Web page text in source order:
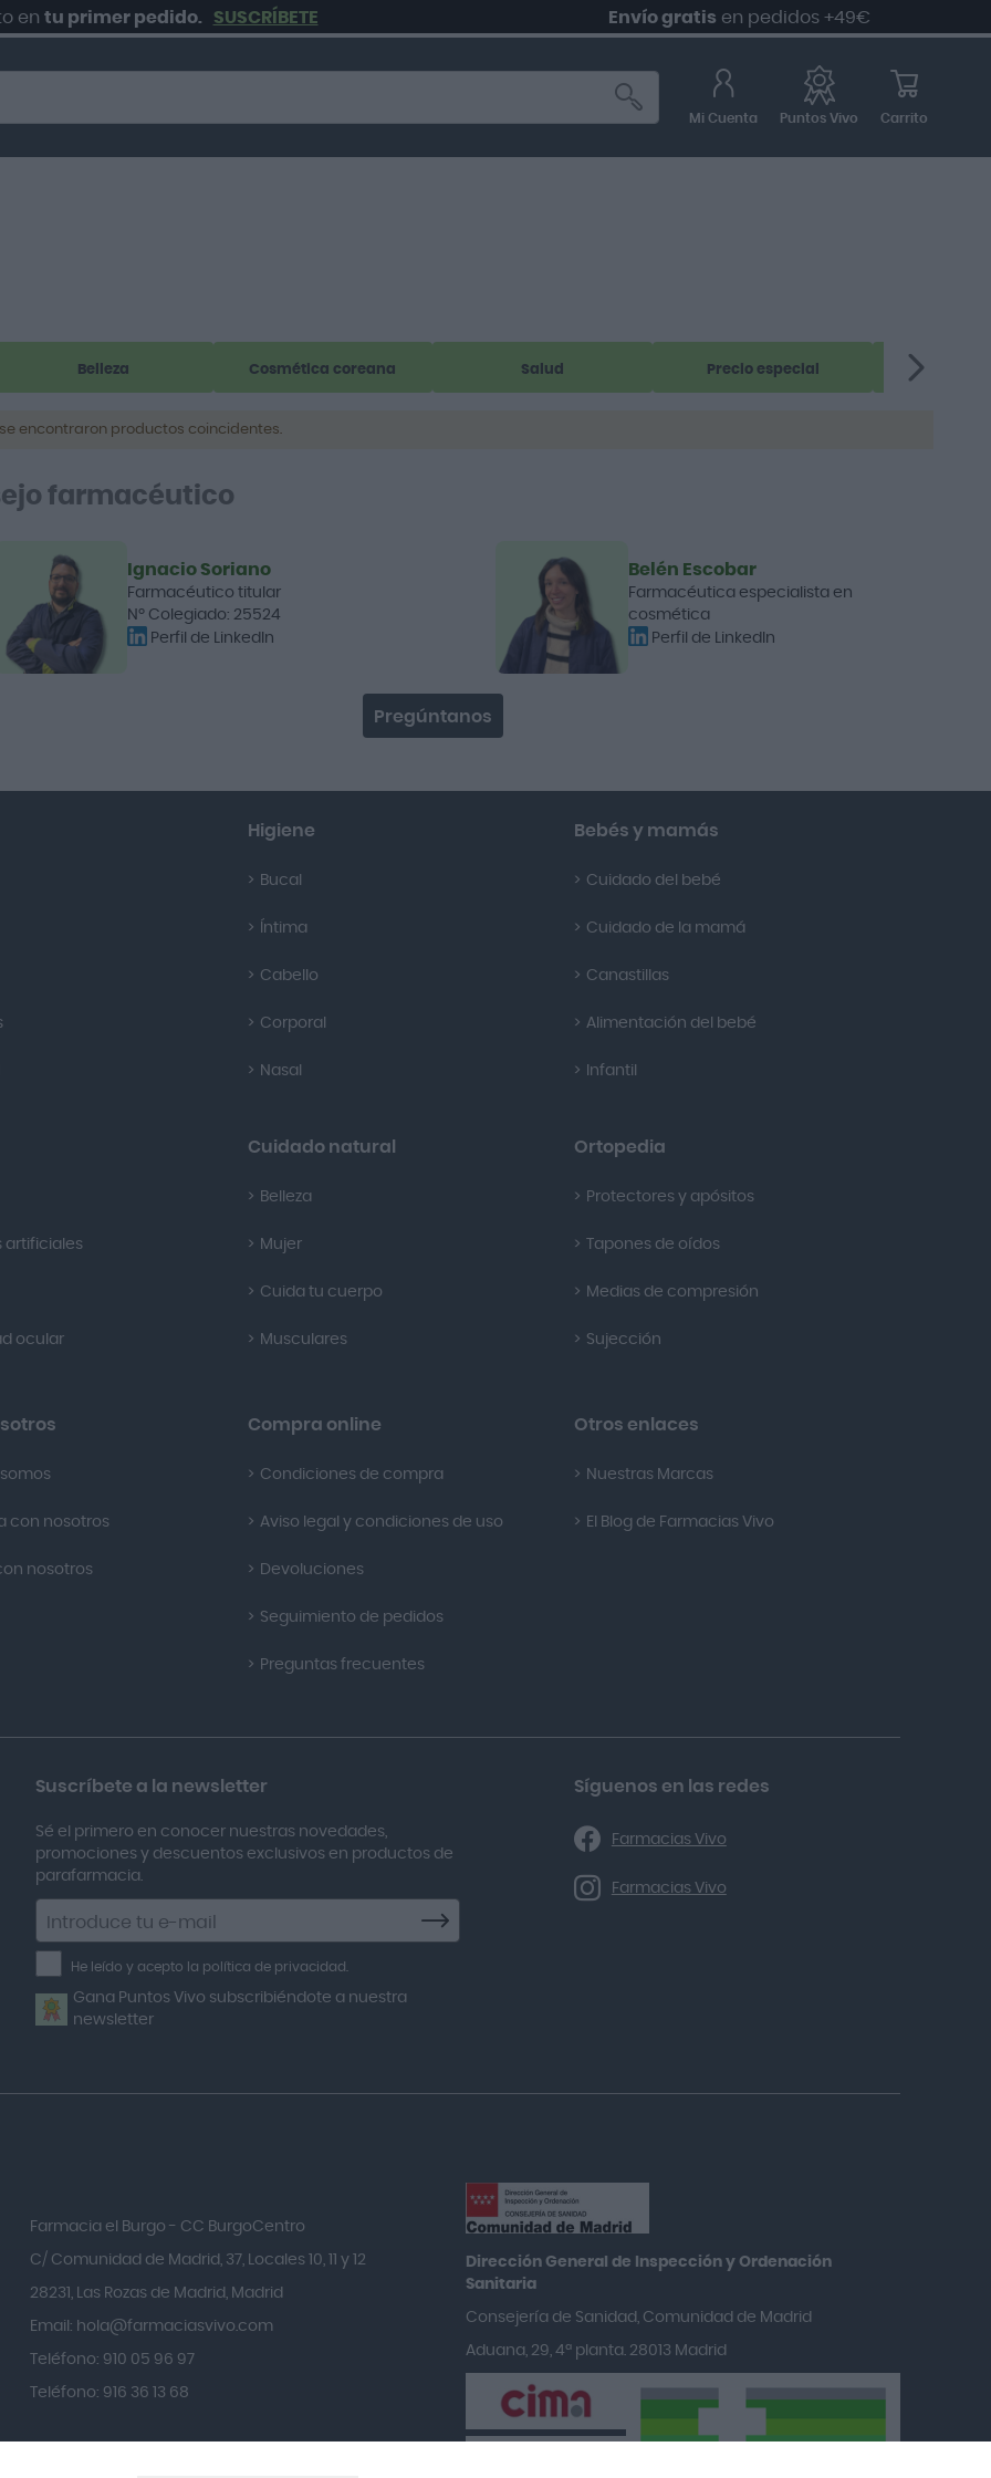
tu primer pedido. SUSCRÍBETE Envío gratisen pedidos +49€
Mi Cuenta Puntos Vivo Carrito
Belleza Cosmética coreana Salud Precio especial
se encontraron productos coincidentes.
farmacéutico
Ignacio Soriano
Farmacéutico titular
Nº Colegiado: 25524
Perfil de LinkedIn
Belén Escobar
Farmacéutica especialista en
cosmética
Perfil de LinkedIn
Pregúntanos
Higiene
Bucal
Íntima
Cabello
Corporal
Nasal
Bebés y mamás
Cuidado del bebé
Cuidado de la mamá
Canastillas
Alimentación del bebé
Infantil
artificiales
ocular
Cuidado natural
Belleza
Mujer
Cuida tu cuerpo
Musculares
Ortopedia
Protectores y apósitos
Tapones de oídos
Medias de compresión
Sujección
con nosotros
nosotros
Compra online
Condiciones de compra
Aviso legal y condiciones de uso
Devoluciones
Seguimiento de pedidos
Preguntas frecuentes
Otros enlaces
Nuestras Marcas
El Blog de Farmacias Vivo
Suscríbete a la newsletter
Sé el primero en conocer nuestras novedades,
promociones y descuentos exclusivos en productos de
parafarmacia.
la
newsletter
He leído y acepto la política de privacidad.
Gana Puntos Vivo subscribiéndote a nuestra
newsletter
Síguenos en las redes
Farmacias Vivo
Farmacias Vivo
Farmacia el Burgo - CC BurgoCentro
C/ Comunidad de Madrid, 37, Locales 10, 11 y 12
28231, Las Rozas de Madrid, Madrid
Email: hola@farmaciasvivo.com
Teléfono: 910 05 96 97
Teléfono: 916 36 13 68
Dirección General de Inspección y Ordenación
Sanitaria​
Consejería de Sanidad, Comunidad de Madrid
Aduana, 29, 4ª planta. 28013 Madrid